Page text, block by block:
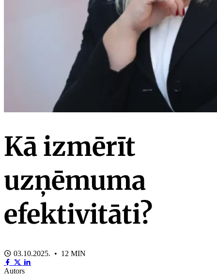
Kā izmērīt
uzņēmuma
efektivitāti?
03.10.2025. • 12 MIN
Autors